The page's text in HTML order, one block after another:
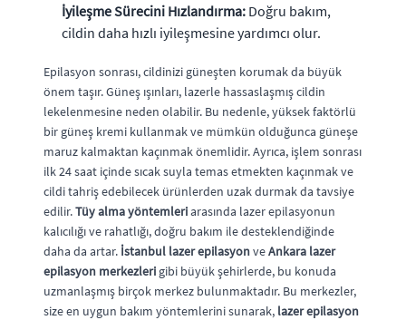
İyileşme Sürecini Hızlandırma: Doğru bakım,
cildin daha hızlı iyileşmesine yardımcı olur.
Epilasyon sonrası, cildinizi güneşten korumak da büyük
önem taşır. Güneş ışınları, lazerle hassaslaşmış cildin
lekelenmesine neden olabilir. Bu nedenle, yüksek faktörlü
bir güneş kremi kullanmak ve mümkün olduğunca güneşe
maruz kalmaktan kaçınmak önemlidir. Ayrıca, işlem sonrası
ilk 24 saat içinde sıcak suyla temas etmekten kaçınmak ve
cildi tahriş edebilecek ürünlerden uzak durmak da tavsiye
edilir.Tüy alma yöntemleriarasında lazer epilasyonun
kalıcılığı ve rahatlığı, doğru bakım ile desteklendiğinde
daha da artar. İstanbul lazer epilasyonveAnkara lazer
epilasyon merkezleri gibi büyük şehirlerde, bu konuda
uzmanlaşmış birçok merkez bulunmaktadır. Bu merkezler,
size en uygun bakım yöntemlerini sunarak, lazer epilasyon